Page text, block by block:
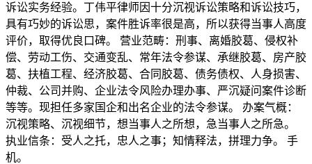
诉讼实务经验。丁伟平律师因十分沉视诉讼策略和诉讼技巧，
具有巧妙的诉讼思，案件胜诉率很是高，所以获得当事人高度
评价，取得优良口碑。 营业范畴：刑事、离婚胶葛、侵权补
偿、劳动工伤、交通变乱、常年法令参谋、承继胶葛、房产胶
葛、扶植工程、经济胶葛、合同胶葛、债务债权、人身损害、
仲裁、公司并购、企业法令风险办理办事、严沉疑问案件诊断
等等。现担任多家国企和出名企业的法令参谋。 办案气概：
沉视策略、沉视细节，想当事人之所想，急当事人之所急。
执业信条：受人之托，忠人之事；知情释法，拼理力争。 手
机。